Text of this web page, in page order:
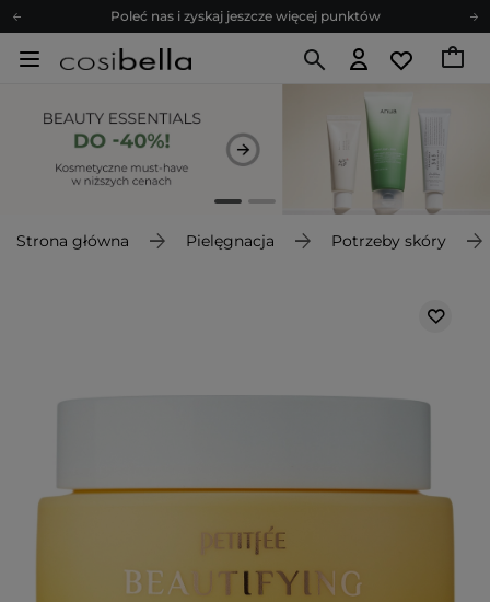
Poleć nas i zyskaj jeszcze więcej punktów
Zapisz się na newsletter pełen porad
Z nami to możliwe! Realizacja zamówienia do 24h.
Poleć nas i zyskaj jeszcze więcej punktów
Zapisz się na newsletter pełen porad
Strona główna Pielęgnacja Potrzeby skóry